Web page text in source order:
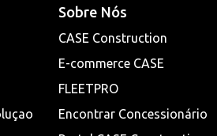
Sobre Nós
CASE Construction
E-commerce CASE
FLEETPRO
Encontrar Concessionário